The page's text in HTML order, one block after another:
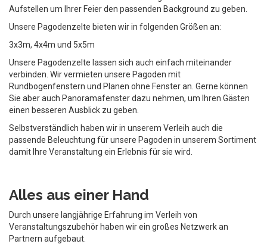
Aufstellen um Ihrer Feier den passenden Background zu geben.
Unsere Pagodenzelte bieten wir in folgenden Größen an:
3x3m, 4x4m und 5x5m
Unsere Pagodenzelte lassen sich auch einfach miteinander
verbinden. Wir vermieten unsere Pagoden mit
Rundbogenfenstern und Planen ohne Fenster an. Gerne können
Sie aber auch Panoramafenster dazu nehmen, um Ihren Gästen
einen besseren Ausblick zu geben.
Selbstverständlich haben wir in unserem Verleih auch die
passende Beleuchtung für unsere Pagoden in unserem Sortiment
damit Ihre Veranstaltung ein Erlebnis für sie wird.
Alles aus einer Hand
Durch unsere langjährige Erfahrung im Verleih von
Veranstaltungszubehör haben wir ein großes Netzwerk an
Partnern aufgebaut.